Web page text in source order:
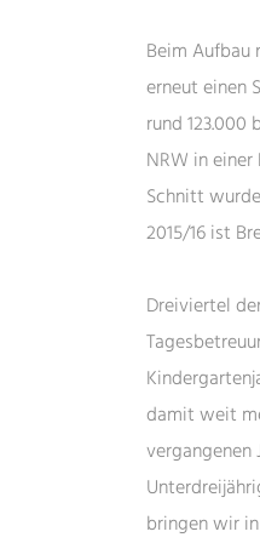
Beim Aufbau
erneut einen
rund
NRW in
Schnitt
2015/16 ist
Dreiviertel
damit weit
bringen wir